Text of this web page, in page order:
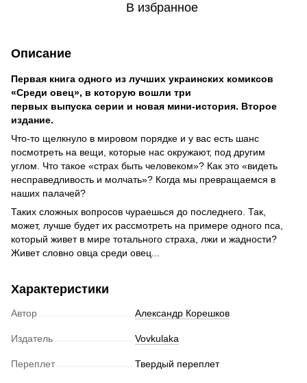
В избранное
Описание
Первая книга одного из лучших украинских комиксов
«Среди овец», в которую вошли три
первых выпуска серии и новая мини-история. Второе
издание.
Что-то щелкнуло в мировом порядке и у вас есть шанс
посмотреть на вещи, которые нас окружают, под другим
углом. Что такое «страх быть человеком»? Как это «видеть
несправедливость и молчать»? Когда мы превращаемся в
наших палачей?
Таких сложных вопросов чураешься до последнего. Так,
может, лучше будет их рассмотреть на примере одного пса,
который живет в мире тотального страха, лжи и жадности?
Живет словно овца среди овец...
Характеристики
Автор Александр Корешков
Издатель Vovkulaka
Переплет Твердый переплет